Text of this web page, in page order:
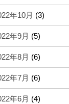
年10月 (3)
年9月 (5)
年8月 (6)
年7月 (6)
年6月 (4)